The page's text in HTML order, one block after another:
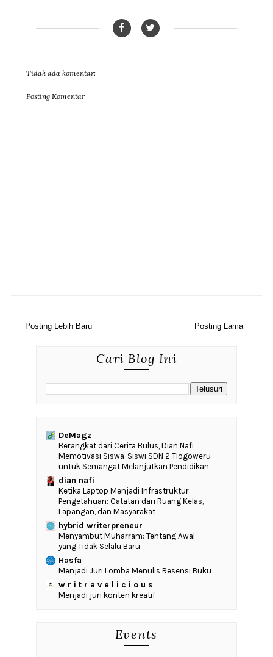
Tidak ada komentar:
Posting Komentar
Posting Lebih Baru Posting Lama
Cari Blog Ini
DeMagz
‎Berangkat dari Cerita Bulus, Dian Nafi
Memotivasi Siswa-Siswi SDN 2 Tlogoweru
untuk Semangat Melanjutkan Pendidikan
dian nafi
Ketika Laptop Menjadi Infrastruktur
Pengetahuan: Catatan dari Ruang Kelas,
Lapangan, dan Masyarakat
hybrid writerpreneur
Menyambut Muharram: Tentang Awal
yang Tidak Selalu Baru
Hasfa
Menjadi Juri Lomba Menulis Resensi Buku
w r i t r a v e l i c i o u s
Menjadi juri konten kreatif
Events